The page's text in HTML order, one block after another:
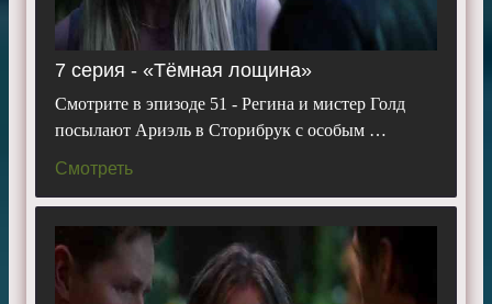
7 серия - «Тёмная лощина»
Смотрите в эпизоде 51 - Регина и мистер Голд
посылают Ариэль в Сторибрук с особым …
Смотреть